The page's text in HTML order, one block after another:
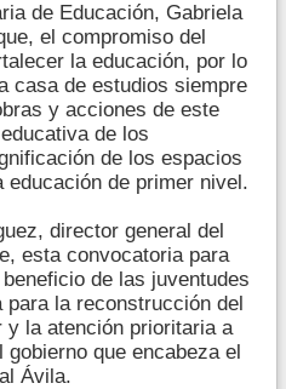
de Educación, Gabriela
el compromiso del
la educación, por lo
casa de estudios siempre
y acciones de este
de los
de los espacios
educación de primer nivel.
director general del
esta convocatoria para
de las juventudes
para la reconstrucción del
la atención prioritaria a
que encabeza el
Ávila.